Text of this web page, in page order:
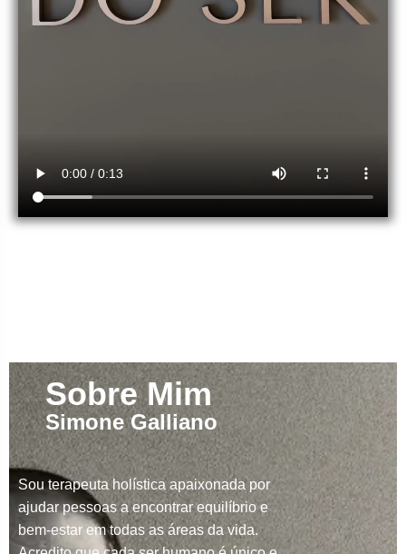
Sobre Mim
Simone Galliano
Sou terapeuta holística apaixonada por
ajudar pessoas a encontrar equilíbrio e
bem-estar em todas as áreas da vida.